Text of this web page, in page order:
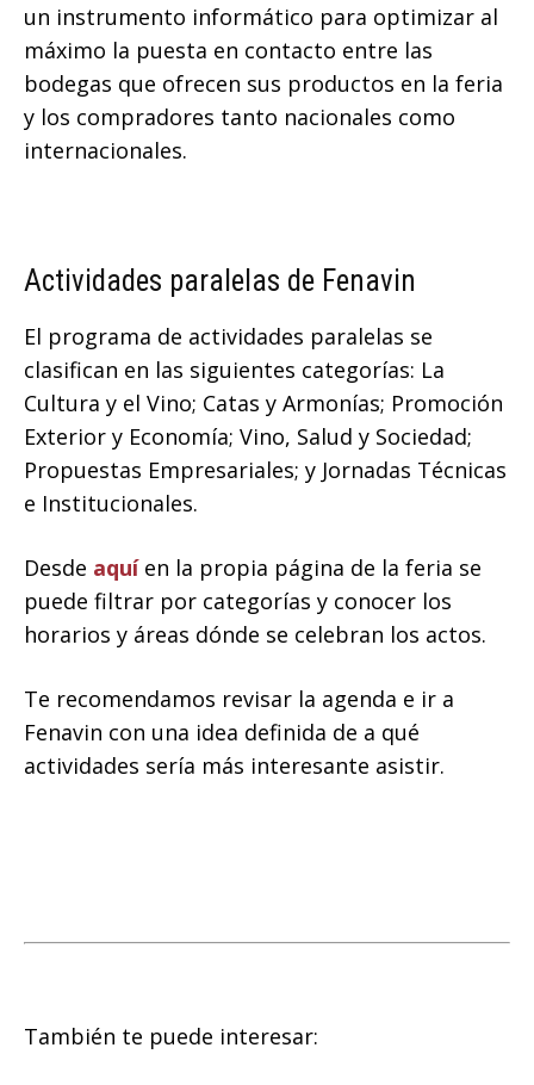
un instrumento informático para optimizar al
máximo la puesta en contacto entre las
bodegas que ofrecen sus productos en la feria
y los compradores tanto nacionales como
internacionales.
Actividades paralelas de Fenavin
El programa de actividades paralelas se
clasifican en las siguientes categorías: La
Cultura y el Vino; Catas y Armonías; Promoción
Exterior y Economía; Vino, Salud y Sociedad;
Propuestas Empresariales; y Jornadas Técnicas
e Institucionales.
Desde aquí en la propia página de la feria se
puede filtrar por categorías y conocer los
horarios y áreas dónde se celebran los actos.
Te recomendamos revisar la agenda e ir a
Fenavin con una idea definida de a qué
actividades sería más interesante asistir.
También te puede interesar: